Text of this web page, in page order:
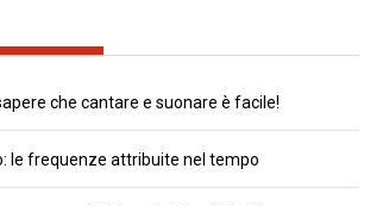
che cantare e suonare è facile!
le frequenze attribuite nel tempo